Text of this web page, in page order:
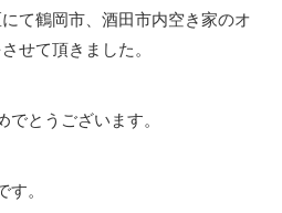
て鶴岡市、酒田市内空き家のオ
せて頂きました。
とうございます。
。